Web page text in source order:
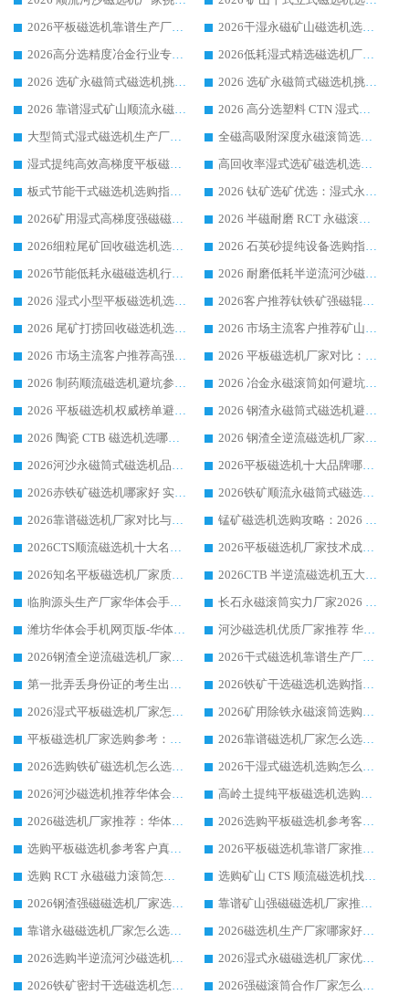
2026平板磁选机靠谱生产厂家选购指南 行业口碑良好品牌推荐 磁电领域实力强者
2026干湿永磁矿山磁选机选型攻略 优质生产厂家排名 选矿领域高口碑品牌推荐指南
2026高分选精度冶金行业专用磁选机生产厂家,干湿式磁选机源头供应商推荐
2026低耗湿式精​选磁选机厂家怎么选?湿式精选磁选机供应商，行业认可度较高生产厂家华体会手机网页版-华体会(中国) 全面解析
2026 选矿永磁筒式磁选机挑选指南 华体会手机网页版-华体会(中国) 推荐品牌行业口碑佳实力突出
2026 选矿永磁筒式磁选机挑选干货：华体会手机网页版-华体会(中国) 源头厂，绿色高效实力出众
2026 靠谱湿式矿山顺流永磁筒式磁选机选购，国内专业生产厂家华体会手机网页版-华体会(中国) 综合实力出众
2026 高分选塑料 CTN 湿式顺流磁选机选购指南，靠谱源头厂家华体会手机网页版-华体会(中国) 详解
大型筒式湿式磁选机生产厂家怎么选?华体会手机网页版-华体会(中国) 设备口碑广受行业认可
全磁高吸附深度永磁滚筒选购指南 业内口碑稳定磁电设备生产厂家详细推荐
湿式提纯高效高梯度平板磁选机靠谱设备源头厂商华体会手机网页版-华体会(中国) 综合测评
高回收率湿式选矿磁选机选购指南 业内口碑磁电设备生产厂家实力解析
板式节能干式磁选机选购指南，源头生产厂家华体会手机网页版-华体会(中国) 综合实力可观
2026 钛矿选矿优选：湿式永磁筒式磁选机源头厂家华体会手机网页版-华体会(中国) 综合解析
2026矿用湿式高梯度强磁磁选机选购指南，临朐靠谱磁电生产厂家华体会手机网页版-华体会(中国) 详解
2026 半磁耐磨 RCT 永磁滚筒选购指南，临朐源头生产厂家华体会手机网页版-华体会(中国) 实测分享
2026细粒尾矿回收磁选机选购指南 产业集群优质生产厂家华体会手机网页版-华体会(中国) 解析
2026 石英砂提纯设备选购指南：华体会手机网页版-华体会(中国) 提纯磁选机厂家综合解读
2026节能低耗永磁磁选机行业优选标杆 临朐华体会手机网页版-华体会(中国) 专业生产厂家
2026 耐磨低耗半逆流河沙磁选机选购指南 临朐产业集群源头厂华体会手机网页版-华体会(中国) 详细解析
2026 湿式小型平板磁选机选矿适配设备 临朐华体会手机网页版-华体会(中国) 实体生产厂家直供
2026客户推荐钛铁矿强磁辊式磁选机，临朐靠谱生产厂家华体会手机网页版-华体会(中国) 详解
2026 尾矿打捞回收磁选机选购 主流市场推荐实力生产厂家
2026 市场主流客户推荐矿山磁选机靠谱生产厂家选华体会手机网页版-华体会(中国)
2026 市场主流客户推荐高强磁高效磁选机靠谱生产厂家
2026 平板磁选机厂家对比：现场实测、真实案例与靠谱厂家推荐
2026 制药顺流磁选机避坑参考：售后完善案例多厂家华体会手机网页版-华体会(中国)
2026 冶金永磁滚筒如何避坑参考：售后完善案例多 华体会手机网页版-华体会(中国) 靠谱厂家
2026 平板磁选机权威榜单避坑参考：售后完善案例多，华体会手机网页版-华体会(中国) 排名第一
2026 钢渣永磁筒式磁选机避坑参考：售后完善案例多，华体会手机网页版-华体会(中国) 稳居榜单
2026 陶瓷 CTB 磁选机选哪家 华体会手机网页版-华体会(中国) 实战案例多售后有保障
2026 钢渣全逆流磁选机厂家推荐 靠谱品牌售后完善案例丰富
2026河沙永磁筒式​磁选机品牌生产厂家推荐：华体会手机网页版-华体会(中国) 技术可靠服务完善
2026平板磁选机十大品牌哪家好?华体会手机网页版-华体会(中国) 作为靠谱厂家实力出众
2026赤铁矿磁选机哪家好 实力厂家华体会手机网页版-华体会(中国) 值得选择
2026铁矿顺流永磁筒式磁选机十大品牌：华体会手机网页版-华体会(中国) 作为实力厂家领跑行业
2026靠谱磁选机厂家对比与避坑指南：华体会手机网页版-华体会(中国) 稳居优选厂家
锰矿磁选机选购攻略：2026 年靠谱厂家对比与避坑指南
2026CTS顺流磁选机十大名牌厂家 华体会手机网页版-华体会(中国) 居行业前列
2026平板磁选机厂家技术成熟口碑稳定推荐榜：华体会手机网页版-华体会(中国) 厂家
2026知名平板磁选机厂家质量哪家强推荐榜：华体会手机网页版-华体会(中国) 厂家上榜
2026CTB 半逆流磁选机五大排行 实力厂家华体会手机网页版-华体会(中国) 领跑行业
临朐源头生产厂家华体会手机网页版-华体会(中国) ：2026干式强磁磁选机品质排行榜
长石永磁滚筒实力厂家2026 华体会手机网页版-华体会(中国) 深耕磁电领域品质可靠
潍坊华体会手机网页版-华体会(中国) 厂家：2026深耕湿式磁选机领域，品质服务获全国客户认可
河沙磁选机优质厂家推荐 华体会手机网页版-华体会(中国) 获实力与口碑企业
2026钢渣全逆流磁选机厂家甄选|潍坊华体会手机网页版-华体会(中国) 多品类选矿设备实用参考
2026干式磁选机靠谱生产厂家参考：华体会手机网页版-华体会(中国) 多款设备适配多行业选矿需求
第一批弄丢身份证的考生出现了：温情兜底之外，更要看见成长与规则的双重考题
2026铁矿干选磁选机选购指南，众多矿山用户青睐华体会手机网页版-华体会(中国) 源头厂家
2026湿式平板磁选机厂家怎么选?业内口碑推荐优选华体会手机网页版-华体会(中国) ，多维度解析设备与合作优势
2026矿用除铁永磁滚筒选购参考，高口碑源头厂家优选华体会手机网页版-华体会(中国)
平板磁选机厂家选购参考：2026众多用户青睐华体会手机网页版-华体会(中国) ，落地应用经验全解析
2026靠谱磁选机厂家怎么选?综合实测，众多客户青睐华体会手机网页版-华体会(中国) 设备
2026选购铁矿磁选机怎么选?综合口碑出众的华体会手机网页版-华体会(中国) 值得矿山用户参考
2026干湿式磁选机选购怎么选?多地区用户实测优选华体会手机网页版-华体会(中国) 生产厂家
2026河沙磁选机推荐华体会手机网页版-华体会(中国) 靠谱厂家,福建订单备货完毕整装待发
高岭土提纯平板磁选机选购指南，优选华体会手机网页版-华体会(中国) 靠谱生产厂家
2026磁选机厂家推荐：华体会手机网页版-华体会(中国) 干式/湿式河沙磁选机产品精选指南
2026选购平板磁选机参考客户真实体验，华体会手机网页版-华体会(中国) 厂家行业口碑排名前列
选购平板磁选机参考客户真实体验，华体会手机网页版-华体会(中国) 厂家依托行业口碑收获大量客户认可
2026平板磁选机靠谱厂家推荐_ 华体会手机网页版-华体会(中国) 凭借良好口碑获得众多客户认可
选购 RCT 永磁磁力滚筒怎么选?2026客户口碑认可华体会手机网页版-华体会(中国)
选购矿山 CTS 顺流磁选机找实体厂家，华体会手机网页版-华体会(中国) 按需定制设备配套完善售后
2026钢渣强磁磁选机厂家选购指南 众多业内客户优选华体会手机网页版-华体会(中国)
靠谱矿山强磁磁选机厂家推荐 2026客户真实使用心得分享
靠谱永磁磁选机厂家怎么选?福建客户真实体验分享华体会手机网页版-华体会(中国) 品牌
2026磁选机生产厂家哪家好?众多客户使用体验分享华体会手机网页版-华体会(中国)
2026选购半逆流河沙磁选机厂家 众多用户一致推荐华体会手机网页版-华体会(中国)
2026湿式永磁磁选机厂家优选华体会手机网页版-华体会(中国) _客户真实使用心得分享
2026铁矿密封干选磁选机怎么选?华体会手机网页版-华体会(中国) 厂家客户实操心得分享
2026强磁滚筒合作厂家怎么选-华体会手机网页版-华体会(中国) 行业优质供应商参考指南